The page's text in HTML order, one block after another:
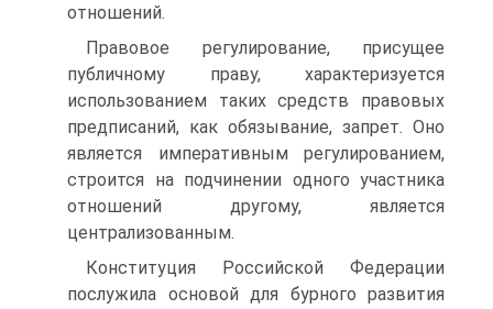
отношений.
Правовое регулирование, присущее
публичному праву, характеризуется
использованием таких средств правовых
предписаний, как обязывание, запрет. Оно
является императивным регулированием,
строится на подчинении одного участника
отношений другому, является
централизованным.
Конституция Российской Федерации
послужила основой для бурного развития